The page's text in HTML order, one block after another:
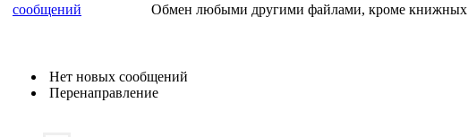
Обмен любыми другими файлами, кроме книжных
Нет новых сообщений
Перенаправление